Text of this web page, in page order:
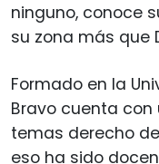
ninguno, conoce
su zona más que
Formado en la
Bravo cuenta
temas derecho
eso ha sido